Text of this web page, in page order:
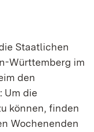
Staatlichen
Württemberg im
den
Um die
können, finden
Wochenenden